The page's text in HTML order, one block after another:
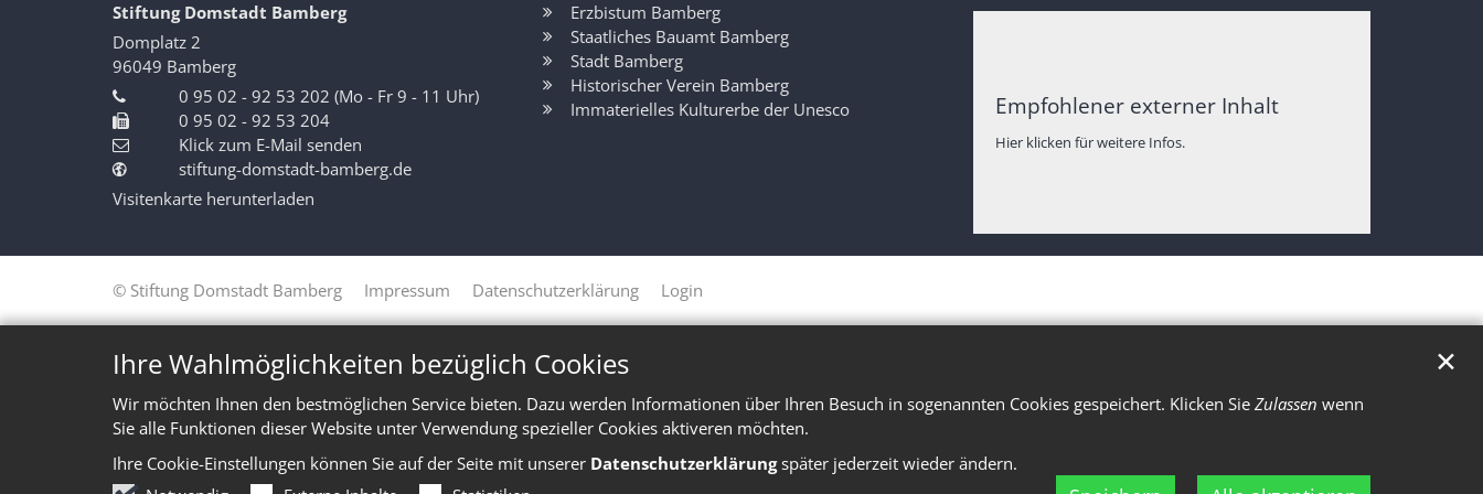
Ihre Wahlmöglichkeiten bezüglich Cookies
Wir möchten Ihnen den bestmöglichen Service bieten. Dazu werden Informationen über Ihren Besuch in sogenannten Cookies gespeichert. Klicken Sie Zulassen wenn
Sie alle Funktionen dieser Website unter Verwendung spezieller Cookies aktiveren möchten.
Ihre Cookie-Einstellungen können Sie auf der Seite mit unserer Datenschutzerklärungspäter jederzeit wieder ändern.
✕
Stiftung Domstadt Bamberg
Domplatz 2
96049 Bamberg
0 95 02 - 92 53 202 (Mo - Fr 9 - 11 Uhr)
0 95 02 - 92 53 204
Klick zum E-Mail senden
stiftung-domstadt-bamberg.de
Visitenkarte herunterladen
Erzbistum Bamberg
Staatliches Bauamt Bamberg
Stadt Bamberg
Historischer Verein Bamberg
Immaterielles Kulturerbe der Unesco
Empfohlener externer Inhalt
Hier klicken für weitere Infos.
© Stiftung Domstadt Bamberg Impressum Datenschutzerklärung Login